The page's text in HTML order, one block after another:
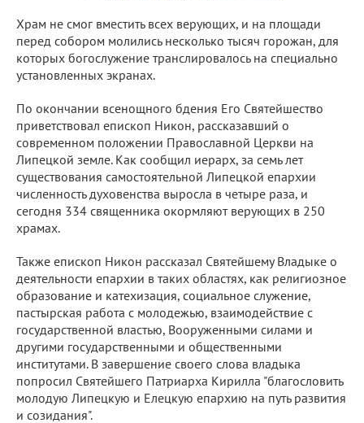
Храм не смог вместить всех верующих, и на площади
перед собором молились несколько тысяч горожан, для
которых богослужение транслировалось на специально
установленных экранах.
По окончании всенощного бдения Его Святейшество
приветствовал епископ Никон, рассказавший о
современном положении Православной Церкви на
Липецкой земле. Как сообщил иерарх, за семь лет
существования самостоятельной Липецкой епархии
численность духовенства выросла в четыре раза, и
сегодня 334 священника окормляют верующих в 250
храмах.
Также епископ Никон рассказал Святейшему Владыке о
деятельности епархии в таких областях, как религиозное
образование и катехизация, социальное служение,
пастырская работа с молодежью, взаимодействие с
государственной властью, Вооруженными силами и
другими государственными и общественными
институтами. В завершение своего слова владыка
попросил Святейшего Патриарха Кирилла "благословить
молодую Липецкую и Елецкую епархию на путь развития
и созидания".